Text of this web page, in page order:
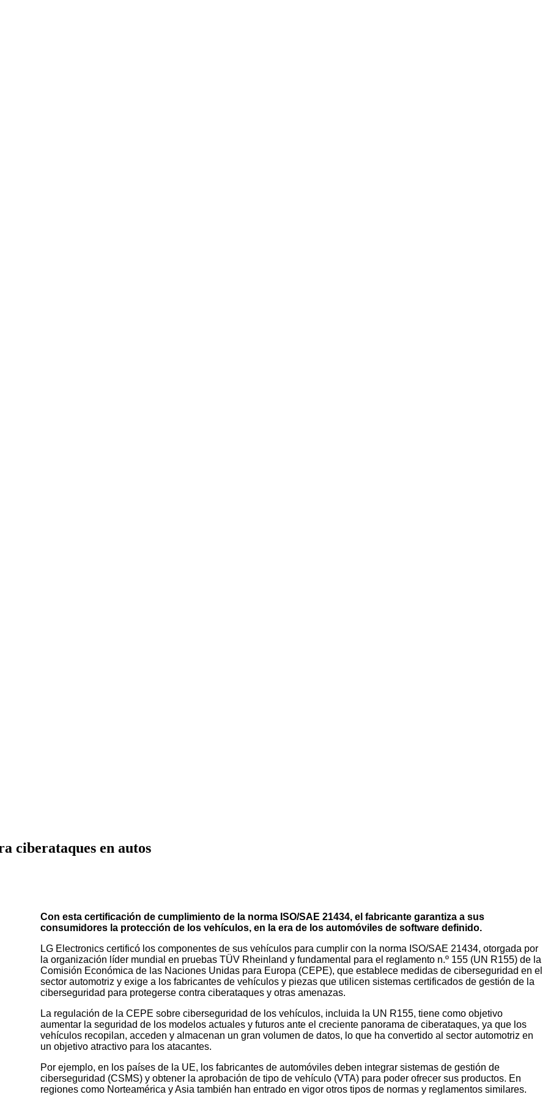
ciberataques en autos
Con esta certificación de cumplimiento de la norma ISO/SAE 21434, el fabricante garantiza a sus
consumidores la protección de los vehículos, en la era de los automóviles de software definido.
LG Electronics certificó los componentes de sus vehículos para cumplir con la norma ISO/SAE 21434, otorgada por
la organización líder mundial en pruebas TÜV Rheinland y fundamental para el reglamento n.º 155 (UN R155) de la
Comisión Económica de las Naciones Unidas para Europa (CEPE), que establece medidas de ciberseguridad en el
sector automotriz y exige a los fabricantes de vehículos y piezas que utilicen sistemas certificados de gestión de la
ciberseguridad para protegerse contra ciberataques y otras amenazas.
La regulación de la CEPE sobre ciberseguridad de los vehículos, incluida la UN R155, tiene como objetivo
aumentar la seguridad de los modelos actuales y futuros ante el creciente panorama de ciberataques, ya que los
vehículos recopilan, acceden y almacenan un gran volumen de datos, lo que ha convertido al sector automotriz en
un objetivo atractivo para los atacantes.
Por ejemplo, en los países de la UE, los fabricantes de automóviles deben integrar sistemas de gestión de
ciberseguridad (CSMS) y obtener la aprobación de tipo de vehículo (VTA) para poder ofrecer sus productos. En
regiones como Norteamérica y Asia también han entrado en vigor otros tipos de normas y reglamentos similares.